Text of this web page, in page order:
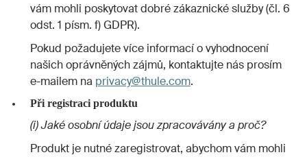
vám mohli poskytovat dobré zákaznické služby (čl. 6
odst. 1 písm. f) GDPR).
Pokud požadujete více informací o vyhodnocení
našich oprávněných zájmů, kontaktujte nás prosím
e-mailem na privacy@thule.com.
Při registraci produktu
(i) Jaké osobní údaje jsou zpracovávány a proč?
Produkt je nutné zaregistrovat, abychom vám mohli